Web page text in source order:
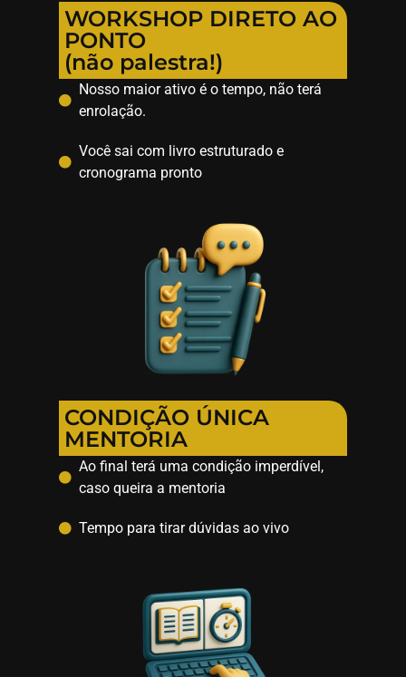
WORKSHOP DIRETO AO
PONTO
(não palestra!)
Nosso maior ativo é o tempo, não terá
enrolação.
Você sai com livro estruturado e
cronograma pronto
CONDIÇÃO ÚNICA
MENTORIA
Ao final terá uma condição imperdível,
caso queira a mentoria
Tempo para tirar dúvidas ao vivo